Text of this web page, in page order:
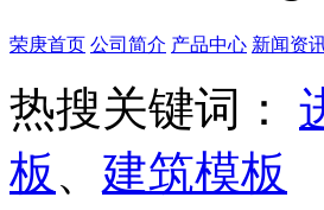
荣庚首页 公司简介 产品中心 新闻资
热搜关键词：
板 、 建筑模板